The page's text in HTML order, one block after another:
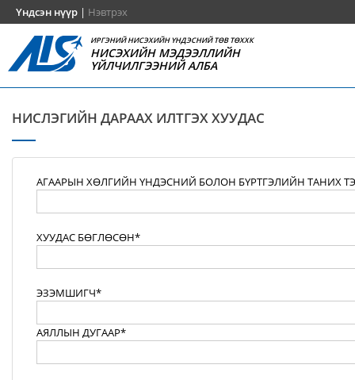
Үндсэн нүүр | Нэвтрэх
ИРГЭНИЙ НИСЭХИЙН ҮНДЭСНИЙ ТӨВ ТӨХХК
НИСЭХИЙН МЭДЭЭЛЛИЙН
ҮЙЛЧИЛГЭЭНИЙ АЛБА
НИСЛЭГИЙН ДАРААХ ИЛТГЭХ ХУУДАС
АГААРЫН ХӨЛГИЙН ҮНДЭСНИЙ БОЛОН БҮРТГЭЛИЙН ТАНИХ
ХУУДАС БӨГЛӨСӨН*
ЭЗЭМШИГЧ*
АЯЛЛЫН ДУГААР*